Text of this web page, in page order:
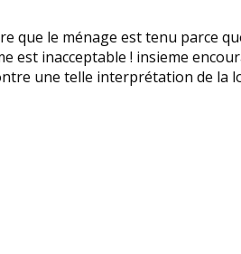
que le ménage est tenu parce
est inacceptable ! insieme
une telle interprétation de la